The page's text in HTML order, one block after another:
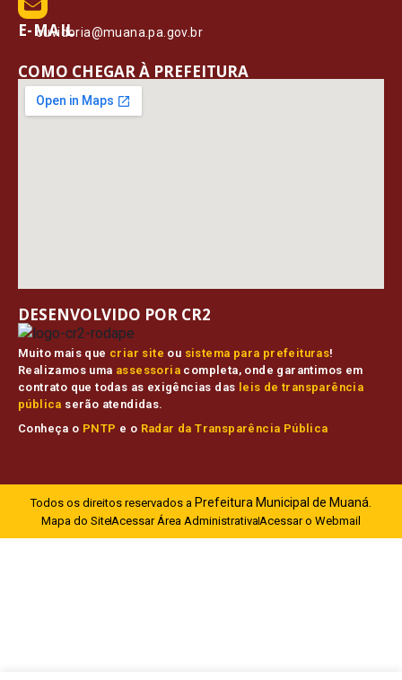
E-MAIL
ouvidoria@muana.pa.gov.br
COMO CHEGAR À PREFEITURA
Muito mais que criar site ou sistema para prefeituras!
Realizamos uma assessoria completa, onde garantimos em
contrato que todas as exigências das leis de transparência
pública serão atendidas.
Conheça o PNTP e o Radar da Transparência Pública
DESENVOLVIDO POR CR2
Todos os direitos reservados a Prefeitura Municipal de Muaná.
Mapa do SiteAcessar Área AdministrativaAcessar o Webmail